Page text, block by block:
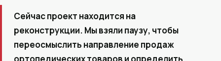
Сейчас проект находится на
реконструкции. Мы взяли паузу, чтобы
переосмыслить направление продаж